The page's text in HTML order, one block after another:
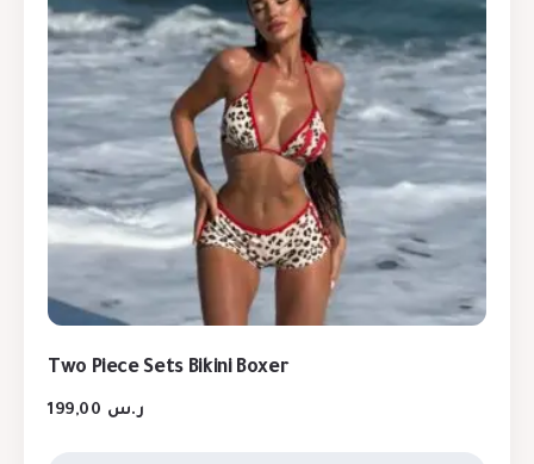
Two Piece Sets Bikini Boxer
ر.س